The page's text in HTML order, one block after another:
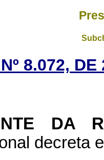
8.072,
DA
decreta